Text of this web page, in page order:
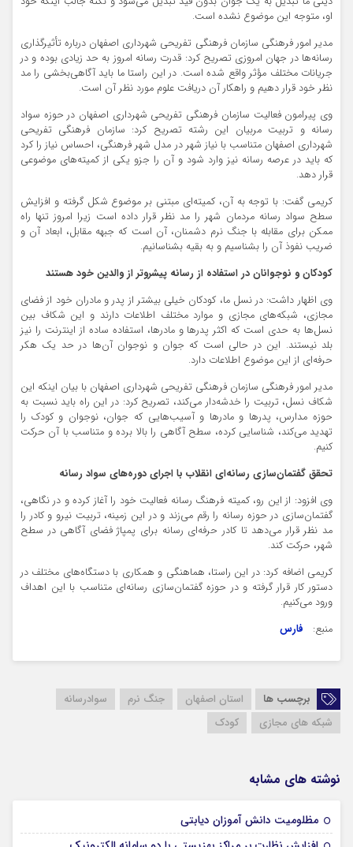
او، متوجه این موضوع نشده است.
مدیر امور فرهنگی سازمان فرهنگی تفریحی شهرداری اصفهان درباره تأثیرگذاری
رسانه‌ها در جهان امروزی تصریح کرد: قدرت رسانه امروز به حد زیادی بوده و در
جریانات مختلف مؤثر واقع شده است. در این راستا ما باید آگاهی‌بخشی را مد
نظر خود قرار دهیم و راهکار آن دریافت علوم مورد نظر آن است.
وی پیرامون فعالیت سازمان فرهنگی تفریحی شهرداری اصفهان در حوزه سواد
رسانه و تربیت مربیان این رشته تصریح کرد: سازمان فرهنگی تفریحی
شهرداری اصفهان متناسب با نیاز شهر در مدل شهر فرهنگی، احساس نیاز را کرد
که باید در عرصه رسانه نیز وارد شود و آن را جزو یکی از کمیته‌های موضوعی
قرار دهد.
کریمی گفت: با توجه به آن، کمیته‌ای مبتنی بر موضوع شکل گرفته و افزایش
سطح سواد رسانه مردمان شهر را مد نظر قرار داده است زیرا امروز تنها راه
ممکن برای مقابله با جنگ نرم دشمنان، آن است که جبهه مقابل، ابعاد آن و
ضریب نفوذ آن را بشناسیم و به بقیه بشناسانیم.
کودکان و نوجوانان در استفاده از رسانه پیشروتر از والدین خود هستند
وی اظهار داشت: در نسل ما، کودکان خیلی بیشتر از پدر و مادران خود از فضای
مجازی، شبکه‌های مجازی و موارد مختلف اطلاعات دارند و این شکاف بین
نسل‌ها به حدی است که اکثر پدرها و مادرها، استفاده ساده از اینترنت را نیز
بلد نیستند. این در حالی است که جوان و نوجوان آن‌ها در حد یک هکر
حرفه‌ای از این موضوع اطلاعات دارد.
مدیر امور فرهنگی سازمان فرهنگی تفریحی شهرداری اصفهان با بیان اینکه این
شکاف نسل، تربیت را خدشه‌دار می‌کند، تصریح کرد: در این راه باید نسبت به
حوزه مدارس، پدرها و مادرها و آسیب‌هایی که جوان، نوجوان و کودک را
تهدید می‌کند، شناسایی کرده، سطح آگاهی را بالا برده و متناسب با آن حرکت
کنیم.
تحقق گفتمان‌سازی رسانه‌ای انقلاب با اجرای دوره‌های سواد رسانه
وی افزود: از این رو، کمیته فرهنگ رسانه فعالیت خود را آغاز کرده و در نگاهی،
گفتمان‌سازی در حوزه رسانه را رقم می‌زند و در این زمینه، تربیت نیرو و کادر را
مد نظر قرار می‌دهد تا کادر حرفه‌ای رسانه برای پمپاژ فضای آگاهی در سطح
شهر، حرکت کند.
کریمی اضافه کرد: در این راستا، هماهنگی و همکاری با دستگاه‌های مختلف در
دستور کار قرار گرفته و در حوزه گفتمان‌سازی رسانه‌ای متناسب با این اهداف
ورود می‌کنیم.
منبع:
فارس
برچسب ها استان اصفهان جنگ نرم
سوادرسانه
شبکه های مجازی
کودک
نوشته های مشابه
مظلومیت دانش آموزان دیابتی